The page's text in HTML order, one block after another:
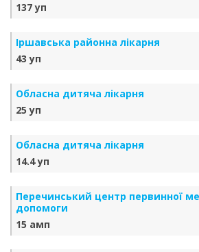
137 уп
Іршавська районна лікарня
43 уп
Обласна дитяча лікарня
25 уп
Обласна дитяча лікарня
14.4 уп
Перечинський центр первинної
допомоги
15 амп